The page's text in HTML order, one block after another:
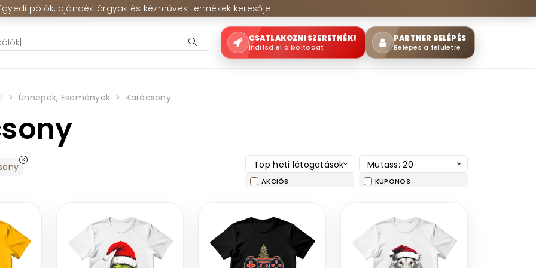
pólók, ajándéktárgyak és kézműves termékek keresője
CSATLAKOZNI SZERETNÉK!
Indítsd el a boltodat
PARTNER BELÉPÉS
Belépés a felületre
Ünnepek, Események Karácsony
Top heti látogatások Mutass: 20
AKCIÓS KUPONOS